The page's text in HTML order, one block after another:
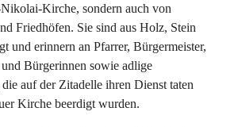
Kirche, sondern auch von
Friedhöfen. Sie sind aus Holz, Stein
und erinnern an Pfarrer, Bürgermeister,
Bürgerinnen sowie adlige
auf der Zitadelle ihren Dienst taten
Kirche beerdigt wurden.